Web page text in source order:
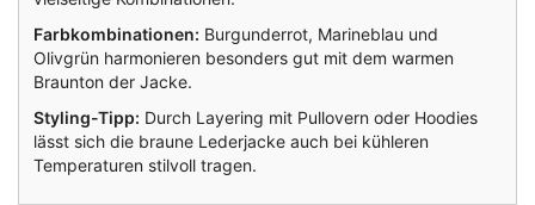
Farbkombinationen: Burgunderrot, Marineblau und
Olivgrün harmonieren besonders gut mit dem warmen
Braunton der Jacke.
Styling-Tipp: Durch Layering mit Pullovern oder Hoodies
lässt sich die braune Lederjacke auch bei kühleren
Temperaturen stilvoll tragen.